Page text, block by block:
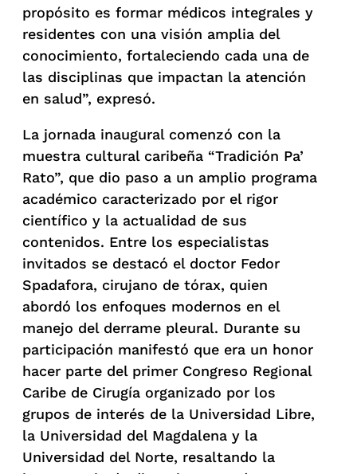
propósito es formar médicos integrales y
residentes con una visión amplia del
conocimiento, fortaleciendo cada una de
las disciplinas que impactan la atención
en salud”, expresó.
La jornada inaugural comenzó con la
muestra cultural caribeña “Tradición Pa’
Rato”, que dio paso a un amplio programa
académico caracterizado por el rigor
científico y la actualidad de sus
contenidos. Entre los especialistas
invitados se destacó el doctor Fedor
Spadafora, cirujano de tórax, quien
abordó los enfoques modernos en el
manejo del derrame pleural. Durante su
participación manifestó que era un honor
hacer parte del primer Congreso Regional
Caribe de Cirugía organizado por los
grupos de interés de la Universidad Libre,
la Universidad del Magdalena y la
Universidad del Norte, resaltando la